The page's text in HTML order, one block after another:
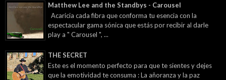
Matthew Lee and the Standbys - Carousel
Acaricia cada fibra que conforma tu esencia con la
espectacular gama sónica que estás por recibir al darle
play a " Carousel ", ...
THE SECRET
Este es el momento perfecto para que te sientes y dejes
que la emotividad te consuma : La añoranza y la paz